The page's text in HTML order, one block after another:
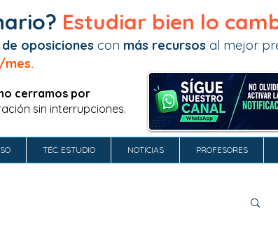
Estudiar bien lo
oposiciones con más recursos al mejor
mes.
cerramos por
sin interrupciones.
TÉC. ESTUDIO NOTICIAS PROFESORES